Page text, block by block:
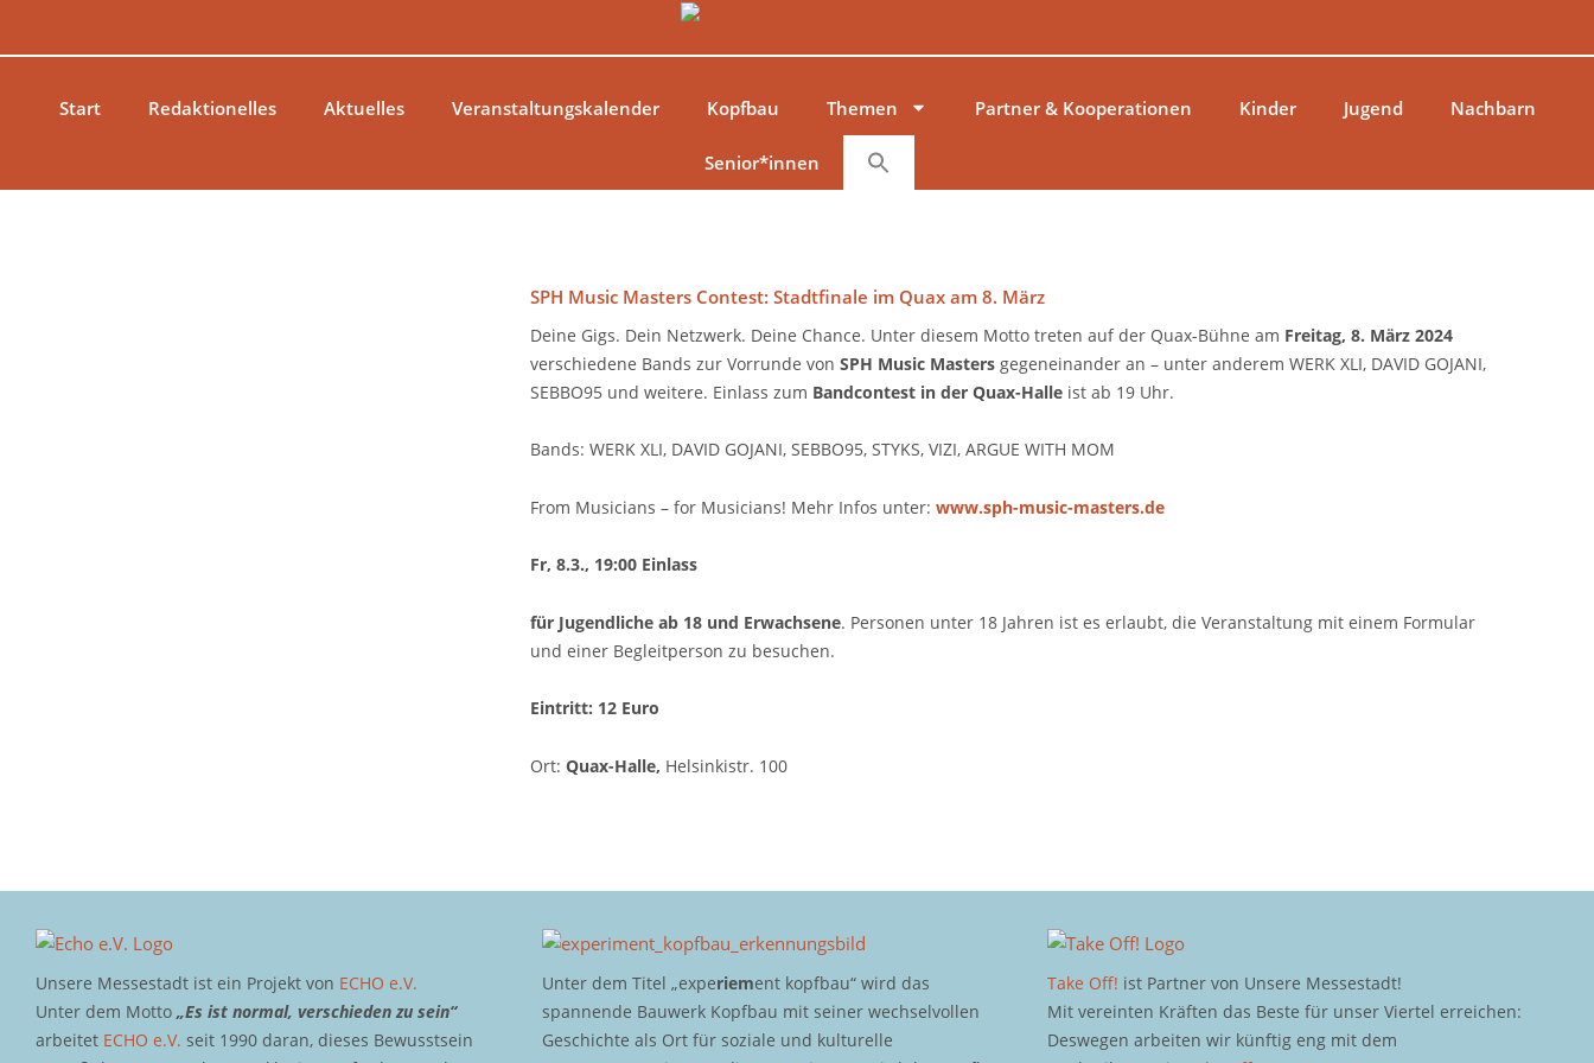
Start
Redaktionelles Aktuelles Veranstaltungskalender Kopfbau Themen Partner & Kooperationen Kinder Jugend Nachbarn
Senior*innen
SPH Music Masters Contest: Stadtfinale im Quax am 8. März
Deine Gigs. Dein Netzwerk. Deine Chance. Unter diesem Motto treten auf der Quax-Bühne am Freitag, 8. März 2024
verschiedene Bands zur Vorrunde von SPH Music Mastersgegeneinander an – unter anderem WERK XLI, DAVID GOJANI,
SEBBO95 und weitere. Einlass zum Bandcontest in der Quax-Halleist ab 19 Uhr.
Bands: WERK XLI, DAVID GOJANI, SEBBO95, STYKS, VIZI, ARGUE WITH MOM
From Musicians – for Musicians! Mehr Infos unter: www.sph-music-masters.de
Fr, 8.3., 19:00 Einlass
für Jugendliche ab 18 und Erwachsene. Personen unter 18 Jahren ist es erlaubt, die Veranstaltung mit einem Formular
und einer Begleitperson zu besuchen.
Eintritt: 12 Euro
Ort: Quax-Halle, Helsinkistr. 100
Unsere Messestadt ist ein Projekt von ECHO e.V.
Unter dem Motto „Es ist normal, verschieden zu sein“
arbeitet ECHO e.V. seit 1990 daran, dieses Bewusstsein
Unter dem Titel „experiement kopfbau“ wird das
spannende Bauwerk Kopfbau mit seiner wechselvollen
Geschichte als Ort für soziale und kulturelle
Take Off! ist Partner von Unsere Messestadt!
Mit vereinten Kräften das Beste für unser Viertel erreichen:
Deswegen arbeiten wir künftig eng mit dem